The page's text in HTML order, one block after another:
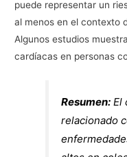
puede representar un
al menos en el contexto
Algunos estudios
cardíacas en personas
Resumen: El
relacionado